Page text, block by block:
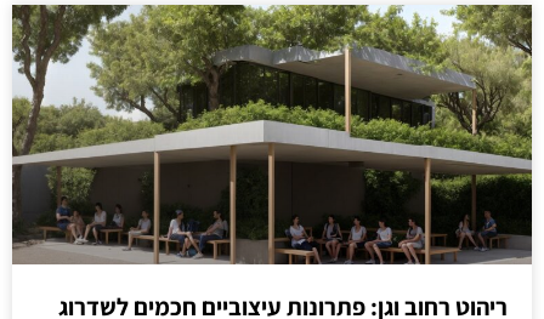
ריהוט רחוב וגן: פתרונות עיצוביים חכמים לשדרוג